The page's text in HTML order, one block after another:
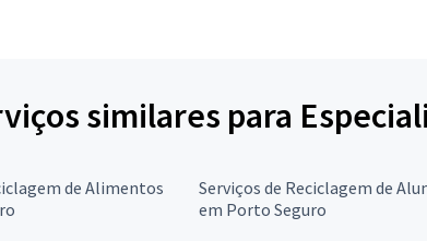
similares para
de Alimentos
Serviços de Reciclagem de
em Porto Seguro